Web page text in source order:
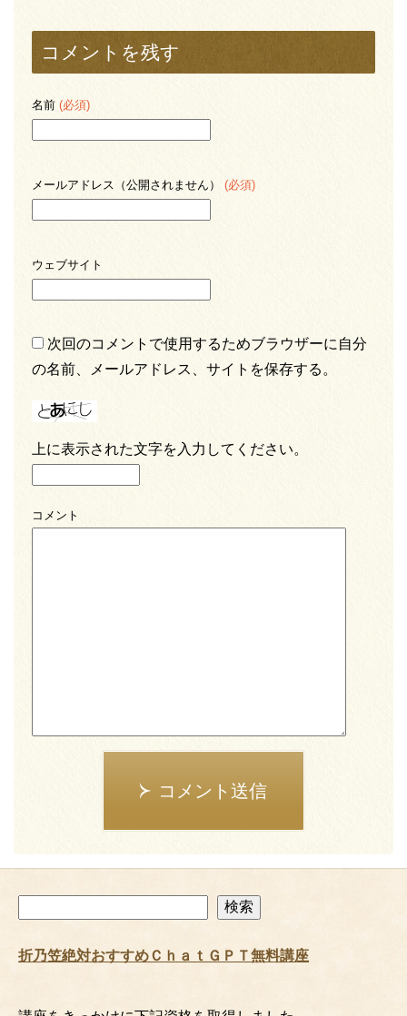
コメントを残す
名前 (必須)
メールアドレス（公開されません） (必須)
ウェブサイト
次回のコメントで使用するためブラウザーに自分
の名前、メールアドレス、サイトを保存する。
上に表示された文字を入力してください。
コメント
コメント送信
索
検索
折乃笠絶対おすすめＣｈａｔＧＰＴ無料講座